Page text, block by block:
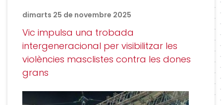
dimarts 25 de novembre 2025
Vic impulsa una trobada
intergeneracional per visibilitzar les
violències masclistes contra les dones
grans